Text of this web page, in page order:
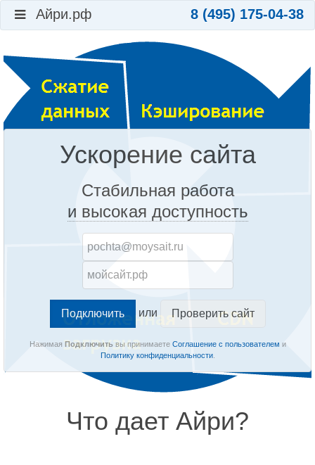
Айри.рф 8 (495) 175-04-38
Ускорение сайта
Стабильная работа
и высокая доступность
или Проверить сайт
Нажимая Подключитьвы принимаете Соглашение с пользователем и
Политику конфиденциальности.
Что дает Айри?